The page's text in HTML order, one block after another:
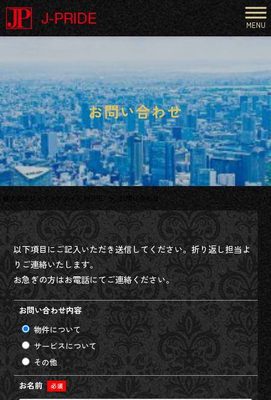
MENU
お問い合わせ
株式会社ジェイ・プライド HOME > お問い合わせ
以下項目にご記入いただき送信してください。折り返し担当よ
りご連絡いたします。
お急ぎの方はお電話にてご連絡ください。
お問い合わせ内容
物件について
サービスについて
その他
お名前
必須